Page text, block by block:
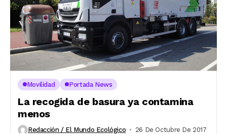
Movilidad Portada News
La recogida de basura ya contamina
menos
Redacción / El Mundo Ecológico 26 De Octubre De 2017